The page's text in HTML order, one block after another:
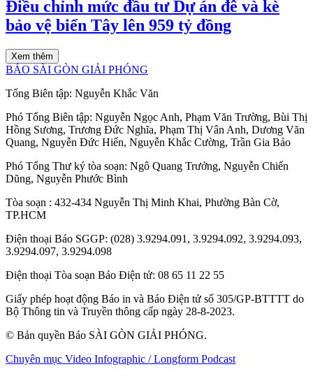
Điều chỉnh mức đầu tư Dự án đê và kè
bảo vệ biển Tây lên 959 tỷ đồng
Xem thêm
BÁO SÀI GÒN GIẢI PHÓNG
Tổng Biên tập: Nguyễn Khắc Văn
Phó Tổng Biên tập: Nguyễn Ngọc Anh, Phạm Văn Trường, Bùi Thị
Hồng Sương, Trương Đức Nghĩa, Phạm Thị Vân Anh, Dương Văn
Quang, Nguyễn Đức Hiển, Nguyễn Khắc Cường, Trần Gia Bảo
Phó Tổng Thư ký tòa soạn: Ngô Quang Trưởng, Nguyễn Chiến
Dũng, Nguyễn Phước Bình
Tòa soạn : 432-434 Nguyễn Thị Minh Khai, Phường Bàn Cờ,
TP.HCM
Điện thoại Báo SGGP: (028) 3.9294.091, 3.9294.092, 3.9294.093,
3.9294.097, 3.9294.098
Điện thoại Tòa soạn Báo Điện tử: 08 65 11 22 55
Giấy phép hoạt động Báo in và Báo Điện tử số 305/GP-BTTTT do
Bộ Thông tin và Truyền thông cấp ngày 28-8-2023.
© Bản quyền Báo SÀI GÒN GIẢI PHÓNG.
Chuyên mục Video Infographic / Longform Podcast